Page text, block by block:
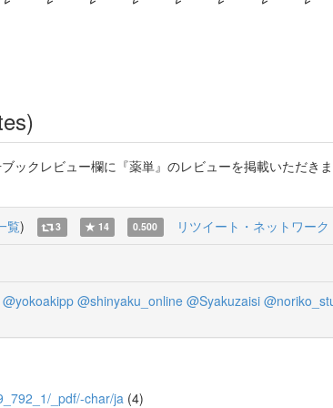
ックレビュー欄に『薬単』のレビューを掲載いただ
覧) 3 14 0.500 リツイート・ネットワーク
@yokoakipp @shinyaku_online @Syakuzaisi
_pdf/-char/ja (4)